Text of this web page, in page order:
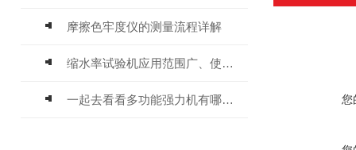
摩擦色牢度仪的测量流程详解
缩水率试验机应用范围广、使用方便
一起去看看多功能强力机有哪些用途及特点 您